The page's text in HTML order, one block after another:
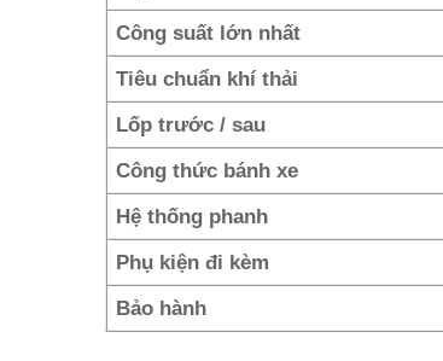
Công suất lớn nhất
Tiêu chuẩn khí thải
Lốp trước / sau
Công thức bánh xe
Hệ thống phanh
Phụ kiện đi kèm
Bảo hành